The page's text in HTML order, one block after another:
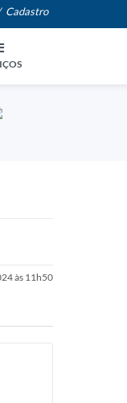
Cadastro
às 11h50